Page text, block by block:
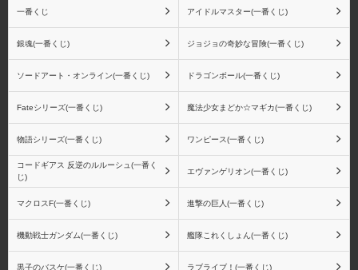
一番くじ アイドルマスター(一番くじ)
銀魂(一番くじ) ジョジョの奇妙な冒険(一番くじ)
ソードアート・オンライン(一番くじ) ドラゴンボール(一番くじ)
Fateシリーズ(一番くじ) 魔法少女まどか☆マギカ(一番くじ)
物語シリーズ(一番くじ) ワンピース(一番くじ)
コードギアス 反逆のルルーシュ(一番く
じ)
エヴァンゲリオン(一番くじ)
マクロスF(一番くじ) 進撃の巨人(一番くじ)
機動戦士ガンダム(一番くじ) 艦隊これくしょん(一番くじ)
黒子のバスケ(一番くじ) ラブライブ！(一番くじ)